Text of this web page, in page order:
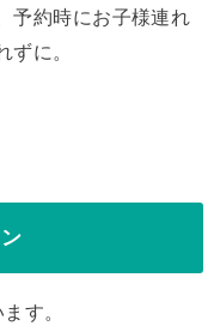
予約時にお子様連れ
ずに。
す。